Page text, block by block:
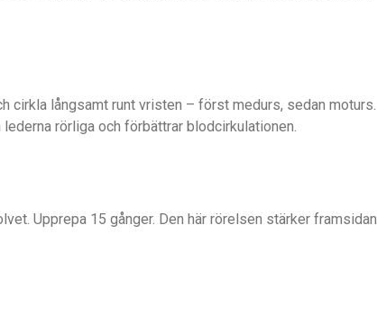
cirkla långsamt runt vristen – först medurs, sedan moturs.
rörliga och förbättrar blodcirkulationen.
Upprepa 15 gånger. Den här rörelsen stärker framsidan